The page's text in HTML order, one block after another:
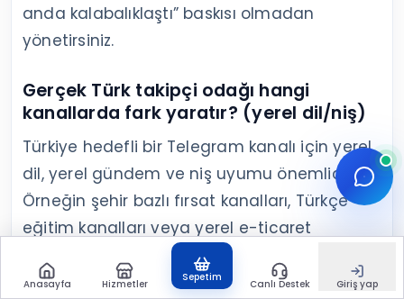
anda kalabalıklaştı” baskısı olmadan
yönetirsiniz.
Gerçek Türk takipçi odağı hangi
kanallarda fark yaratır? (yerel dil/niş)
Türkiye hedefli bir Telegram kanalı için yerel
dil, yerel gündem ve niş uyumu önemlidir.
Örneğin şehir bazlı fırsat kanalları, Türkçe
eğitim kanalları veya yerel e-ticaret
toplulukları gibi alanlarda kitle uyumu
doğrudan gönderi görüntülenmesi ve
Anasayfa Hizmetler
Sepetim
Canlı Destek Giriş yap